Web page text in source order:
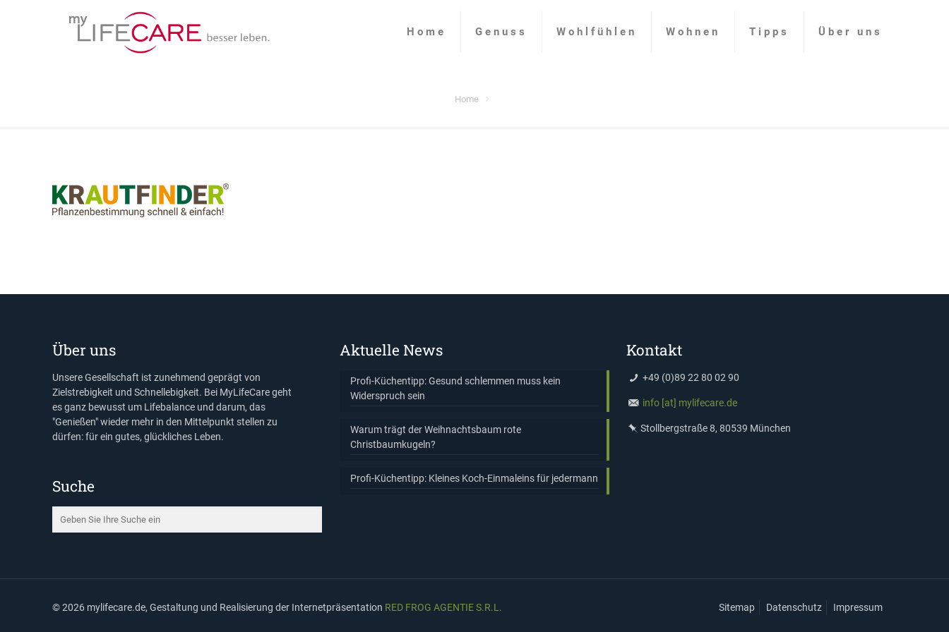
Home Genuss Wohlfühlen Wohnen Tipps Über uns
Home
Über uns
Unsere Gesellschaft ist zunehmend geprägt von
Zielstrebigkeit und Schnellebigkeit. Bei MyLifeCare geht
es ganz bewusst um Lifebalance und darum, das
"Genießen" wieder mehr in den Mittelpunkt stellen zu
dürfen: für ein gutes, glückliches Leben.
Suche
Aktuelle News
Profi-Küchentipp: Gesund schlemmen muss kein
Widerspruch sein
Warum trägt der Weihnachtsbaum rote
Christbaumkugeln?
Profi-Küchentipp: Kleines Koch-Einmaleins für jedermann
Kontakt
+49 (0)89 22 80 02 90
info [at] mylifecare.de
Stollbergstraße 8, 80539 München
©2026 mylifecare.de, Gestaltung und Realisierung der Internetpräsentation RED FROG AGENTIE S.R.L. Sitemap Datenschutz Impressum